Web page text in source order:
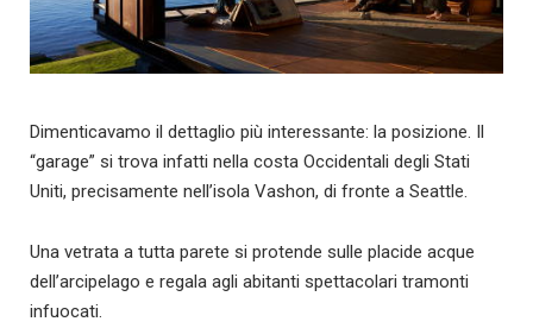
Dimenticavamo il dettaglio più interessante: la posizione. Il
“garage” si trova infatti nella costa Occidentali degli Stati
Uniti, precisamente nell’isola Vashon, di fronte a Seattle.
Una vetrata a tutta parete si protende sulle placide acque
dell’arcipelago e regala agli abitanti spettacolari tramonti
infuocati.